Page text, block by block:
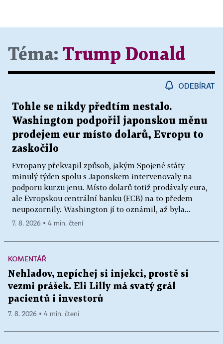
Téma: Trump Donald
ODEBÍRAT
Tohle se nikdy předtím nestalo.
Washington podpořil japonskou měnu
prodejem eur místo dolarů, Evropu to
zaskočilo
Evropany překvapil způsob, jakým Spojené státy
minulý týden spolu s Japonskem intervenovaly na
podporu kurzu jenu. Místo dolarů totiž prodávaly eura,
ale Evropskou centrální banku (ECB) na to předem
neupozornily. Washington jí to oznámil, až byla...
7. 8. 2026 ▪ 4 min. čtení
KOMENTÁŘ
Nehladov, nepíchej si injekci, prostě si
vezmi prášek. Eli Lilly má svatý grál
pacientů i investorů
7. 8. 2026 ▪ 4 min. čtení